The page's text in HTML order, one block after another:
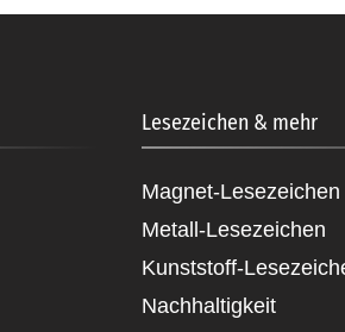
Lesezeichen & mehr
Magnet-Lesezeichen
Metall-Lesezeichen
Kunststoff-
Nachhaltigkeit